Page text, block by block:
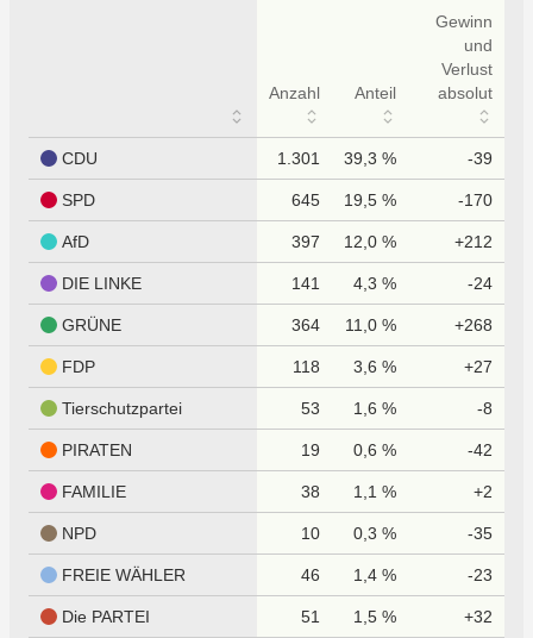
Anzahl Anteil
Gewinn
und
Verlust
absolut
CDU 1.301 39,3 % -39
SPD 645 19,5 % -170
AfD 397 12,0 % +212
DIE LINKE 141 4,3 % -24
GRÜNE 364 11,0 % +268
FDP 118 3,6 % +27
Tierschutzpartei 53 1,6 % -8
PIRATEN 19 0,6 % -42
FAMILIE 38 1,1 % +2
NPD 10 0,3 % -35
FREIE WÄHLER 46 1,4 % -23
Die PARTEI 51 1,5 % +32